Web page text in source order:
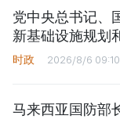
党中央总书记、
新基础设施规划
时政 2026/8/6
马来西亚国防部